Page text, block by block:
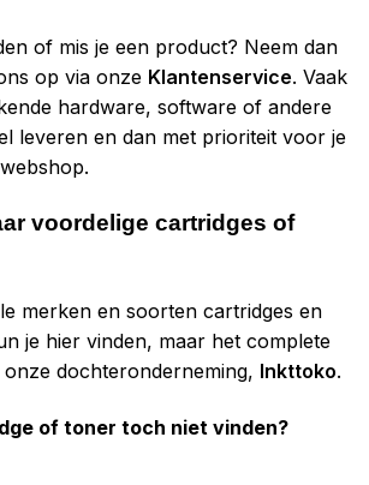
of mis je een product? Neem dan
op via onze Klantenservice. Vaak
hardware, software of andere
leveren en dan met prioriteit voor je
voordelige cartridges of
merken en soorten cartridges en
je hier vinden, maar het complete
dochteronderneming, Inkttoko.
of toner toch niet vinden?